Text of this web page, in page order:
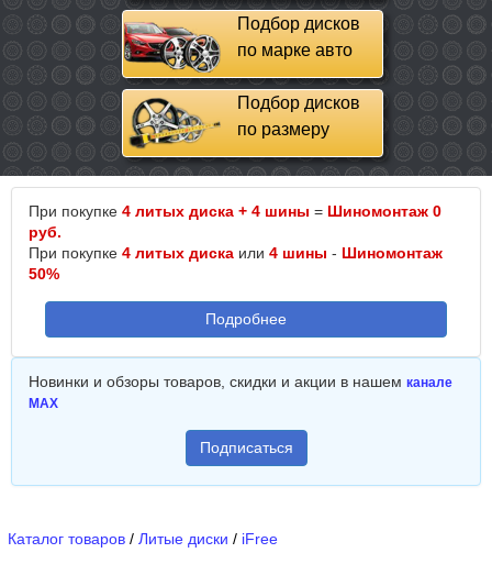
Подбор дисков
по марке авто
Подбор дисков
по размеру
При покупке 4 литых диска + 4 шины = Шиномонтаж 0
руб.
При покупке 4 литых диска или 4 шины - Шиномонтаж
50%
Подробнее
Новинки и обзоры товаров, скидки и акции в нашем канале
MAX
Подписаться
Каталог товаров / Литые диски / iFree